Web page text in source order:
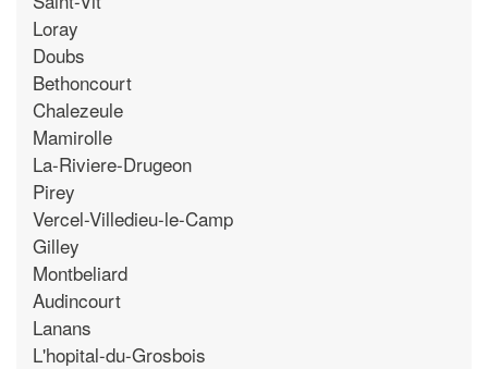
Loray
Doubs
Bethoncourt
Chalezeule
Mamirolle
La-Riviere-Drugeon
Pirey
Vercel-Villedieu-le-Camp
Gilley
Montbeliard
Audincourt
Lanans
L'hopital-du-Grosbois